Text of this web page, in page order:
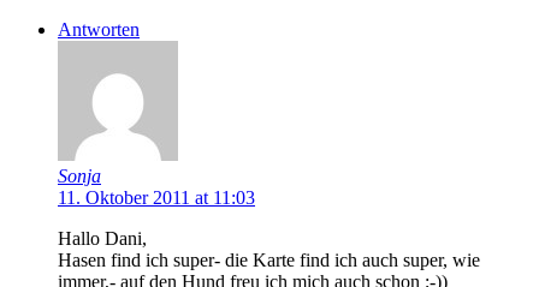
Antworten
Sonja
11. Oktober 2011 at 11:03
Hallo Dani,
Hasen find ich super- die Karte find ich auch super, wie
immer,- auf den Hund freu ich mich auch schon ;-))